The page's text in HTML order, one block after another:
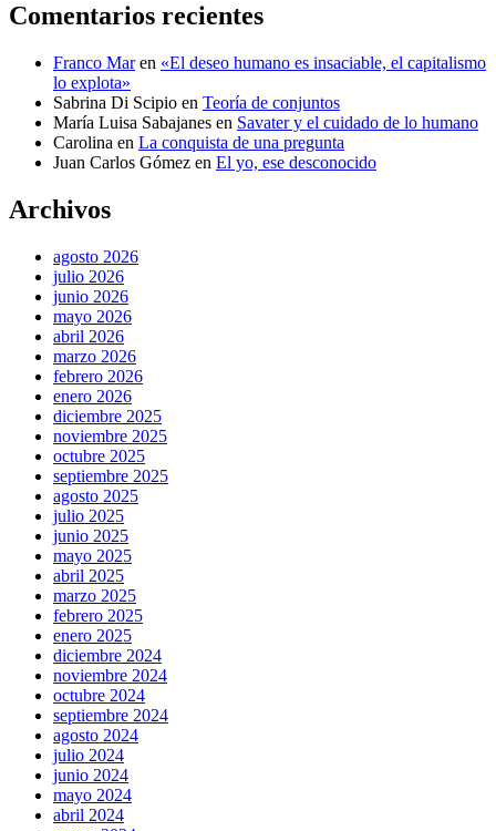
Comentarios recientes
Franco Maren «El deseo humano es insaciable, el capitalismo
lo explota»
Sabrina Di Scipio en Teoría de conjuntos
María Luisa Sabajanes en Savater y el cuidado de lo humano
Carolina en La conquista de una pregunta
Juan Carlos Gómez en El yo, ese desconocido
Archivos
agosto 2026
julio 2026
junio 2026
mayo 2026
abril 2026
marzo 2026
febrero 2026
enero 2026
diciembre 2025
noviembre 2025
octubre 2025
septiembre 2025
agosto 2025
julio 2025
junio 2025
mayo 2025
abril 2025
marzo 2025
febrero 2025
enero 2025
diciembre 2024
noviembre 2024
octubre 2024
septiembre 2024
agosto 2024
julio 2024
junio 2024
mayo 2024
abril 2024